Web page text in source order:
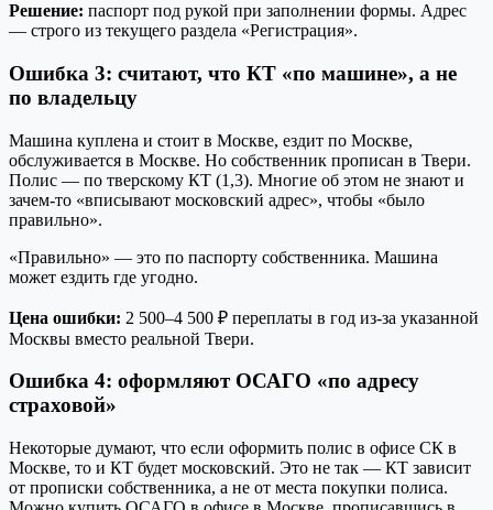
Решение: паспорт под рукой при заполнении формы. Адрес
— строго из текущего раздела «Регистрация».
Ошибка 3: считают, что КТ «по машине», а не
по владельцу
Машина куплена и стоит в Москве, ездит по Москве,
обслуживается в Москве. Но собственник прописан в Твери.
Полис — по тверскому КТ (1,3). Многие об этом не знают и
зачем-то «вписывают московский адрес», чтобы «было
правильно».
«Правильно» — это по паспорту собственника. Машина
может ездить где угодно.
Цена ошибки: 2 500–4 500 ₽ переплаты в год из-за указанной
Москвы вместо реальной Твери.
Ошибка 4: оформляют ОСАГО «по адресу
страховой»
Некоторые думают, что если оформить полис в офисе СК в
Москве, то и КТ будет московский. Это не так — КТ зависит
от прописки собственника, а не от места покупки полиса.